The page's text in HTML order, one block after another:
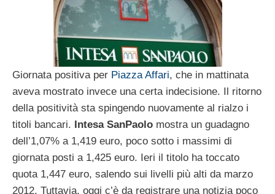
Giornata positiva per Piazza Affari, che in mattinata
aveva mostrato invece una certa indecisione. Il ritorno
della positività sta spingendo nuovamente al rialzo i
titoli bancari.
Intesa SanPaolo mostra un guadagno
dell’1,07% a 1,419 euro, poco sotto i massimi di
giornata posti a 1,425 euro. Ieri il titolo ha toccato
quota 1,447 euro, salendo sui livelli più alti da marzo
2012. Tuttavia, oggi c’è da registrare una notizia poco